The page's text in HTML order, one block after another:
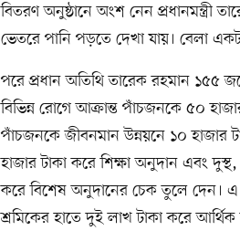
বিতরণ অনুষ্ঠানে অংশ নেন প্রধানমন্ত্রী
ভেতরে পানি পড়তে দেখা যায়। বেলা
পরে প্রধান অতিথি তারেক রহমান ১৫৫
বিভিন্ন রোগে আক্রান্ত পাঁচজনকে ৫০
পাঁচজনকে জীবনমান উন্নয়নে ১০ হাজার
হাজার টাকা করে শিক্ষা অনুদান এবং
করে বিশেষ অনুদানের চেক তুলে দেন।
শ্রমিকের হাতে দুই লাখ টাকা করে আর্থিক